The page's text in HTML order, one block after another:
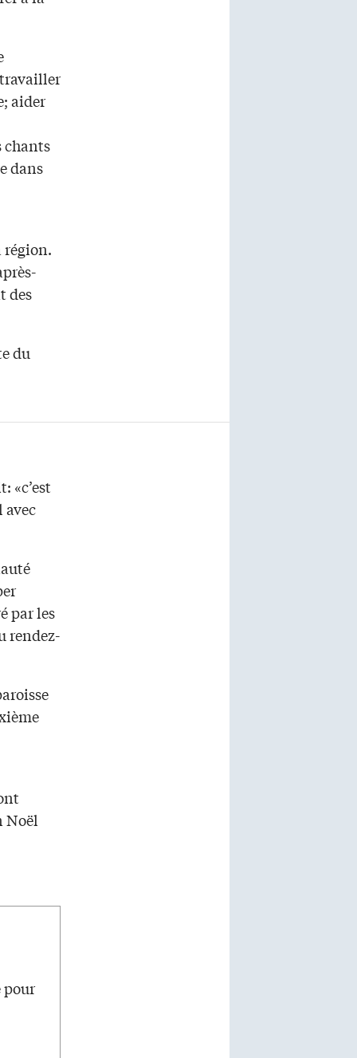
travailler
aider
chants
dans
région.
des
du
«c’est
avec
par les
rendez-
Noël
pour